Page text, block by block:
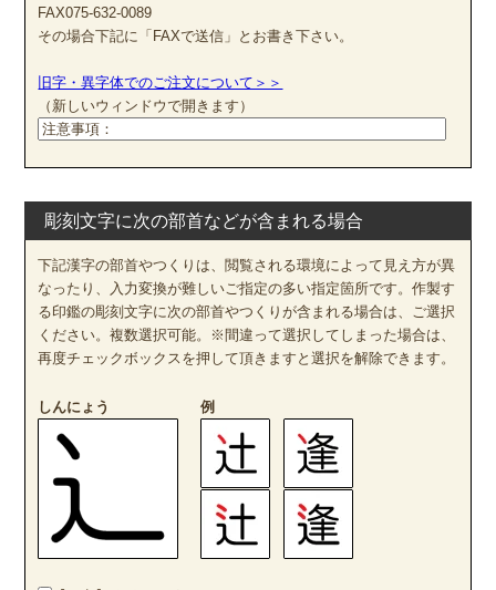
FAX075-632-0089
その場合下記に「FAXで送信」とお書き下さい。
旧字・異字体でのご注文について＞＞
（新しいウィンドウで開きます）
彫刻文字に次の部首などが含まれる場合
下記漢字の部首やつくりは、閲覧される環境によって見え方が異
なったり、入力変換が難しいご指定の多い指定箇所です。作製す
る印鑑の彫刻文字に次の部首やつくりが含まれる場合は、ご選択
ください。複数選択可能。※間違って選択してしまった場合は、
再度チェックボックスを押して頂きますと選択を解除できます。
しんにょう 例